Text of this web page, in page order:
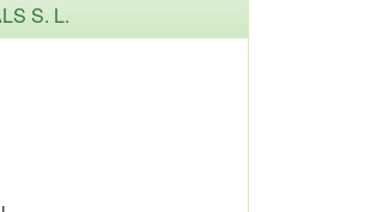
S. L.